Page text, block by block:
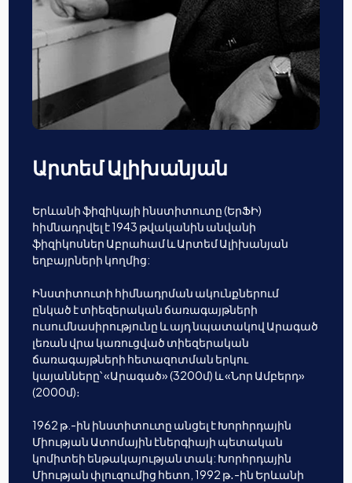
Արտեմ Ալիխանյան
Երևանի ֆիզիկայի ինստիտուտը (ԵրՖԻ)
հիմնադրվել է 1943 թվականին անվանի
ֆիզիկոսներ Աբրահամ և Արտեմ Ալիխանյան
եղբայրների կողմից:
Ինստիտուտի հիմնադրման ակունքներում
ընկած է տիեզերական ճառագայթների
ուսումնասիրությունը և այդ նպատակով Արագած
լեռան վրա կառուցված տիեզերական
ճառագայթների հետազոտման երկու
կայանները՝ «Արագած» (3200մ) և «Նոր Ամբերդ»
(2000մ)։
1962 թ.-ին ինստիտուտը անցել է Խորհրդային
Միության Ատոմային էներգիայի պետական
կոմիտեի ենթակայության տակ: Խորհրդային
Միության փլուզումից հետո, 1992 թ․-ին Երևանի